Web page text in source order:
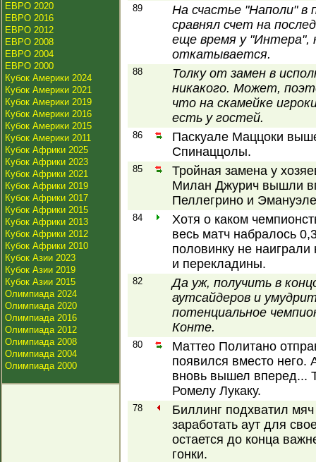
ЕВРО 2020
ЕВРО 2016
ЕВРО 2012
ЕВРО 2008
ЕВРО 2004
ЕВРО 2000
Кубок Америки 2024
Кубок Америки 2021
Кубок Америки 2019
Кубок Америки 2016
Кубок Америки 2015
Кубок Америки 2011
Кубок Африки 2025
Кубок Африки 2023
Кубок Африки 2021
Кубок Африки 2019
Кубок Африки 2017
Кубок Африки 2015
Кубок Африки 2013
Кубок Африки 2012
Кубок Африки 2010
Кубок Азии 2023
Кубок Азии 2019
Кубок Азии 2015
Олимпиада 2024
Олимпиада 2020
Олимпиада 2016
Олимпиада 2012
Олимпиада 2008
Олимпиада 2004
Олимпиада 2000
89
На счастье "Наполи" в
сравнял счет на
еще время у "Интера",
откатывается.
88
Толку от замен в
никакого. Может,
что на скамейке
есть у гостей.
86
Паскуале Маццоки
Спинаццолы.
85
Тройная замена у
Милан Джурич вышли
Пеллегрино и
84
Хотя о каком
весь матч набралось
половинку не
и перекладины.
82
Да уж, получить в
аутсайдеров и
потенциальное
Конте.
80
Маттео Политано
появился вместо него.
вновь вышел вперед...
Ромелу Лукаку.
78
Биллинг подхватил
заработать аут для
остается до конца
гонки.